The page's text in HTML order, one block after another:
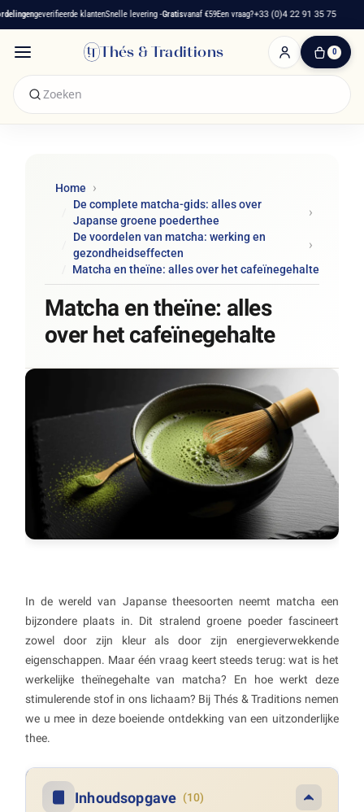
geverifieerde klantenSnelle levering -Gratisvanaf €59Een vraag?+33 (0)4 22 91 35 75
Thés & Traditions 0
0
Home
De complete matcha-gids: alles over
Japanse groene poederthee
De voordelen van matcha: werking en
gezondheidseffecten
Matcha en theïne: alles over het cafeïnegehalte
Matcha en theïne: alles
over het cafeïnegehalte
In de wereld van Japanse theesoorten neemt matcha een
bijzondere plaats in. Dit stralend groene poeder fascineert
zowel door zijn kleur als door zijn energieverwekkende
eigenschappen. Maar één vraag keert steeds terug: wat is het
werkelijke theïnegehalte van matcha? En hoe werkt deze
stimulerende stof in ons lichaam? Bij Thés & Traditions nemen
we u mee in deze boeiende ontdekking van een uitzonderlijke
thee.
Inhoudsopgave (10)